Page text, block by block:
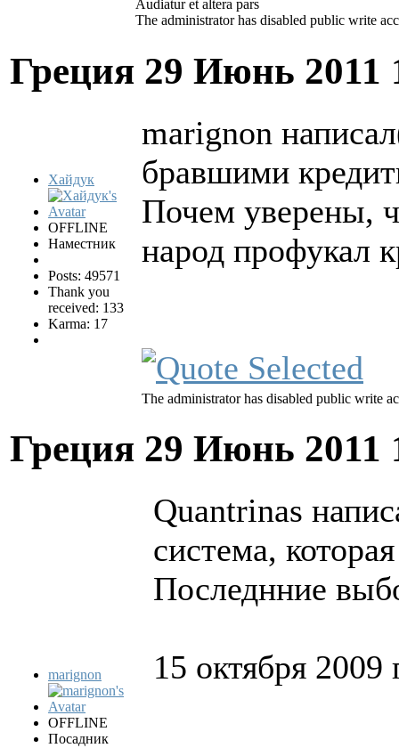
Audiatur et altera pars
The administrator has disabled public write
Греция 29 Июнь 2011
Хайдук
OFFLINE
Наместник
Posts: 49571
Thank you
received: 133
Karma: 17
marignon
бравшими
Почем уверены,
народ профукал
The administrator has disabled public write
Греция 29 Июнь 2011
marignon
OFFLINE
Посадник
Quantrinas
система,
Последнние
15 октября 2009